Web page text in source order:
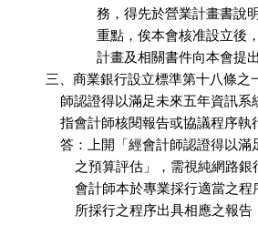
務，得先於營業計
重點，俟本會核准
計畫及相關書件向本會提
三、商業銀行設立標準第十八
師認證得以滿足未來五年資
指會計師核閱報告或協議程序
答：上開「經會計師認證得
之預算評估」，需視純
會計師本於專業採行適
所採行之程序出具相應